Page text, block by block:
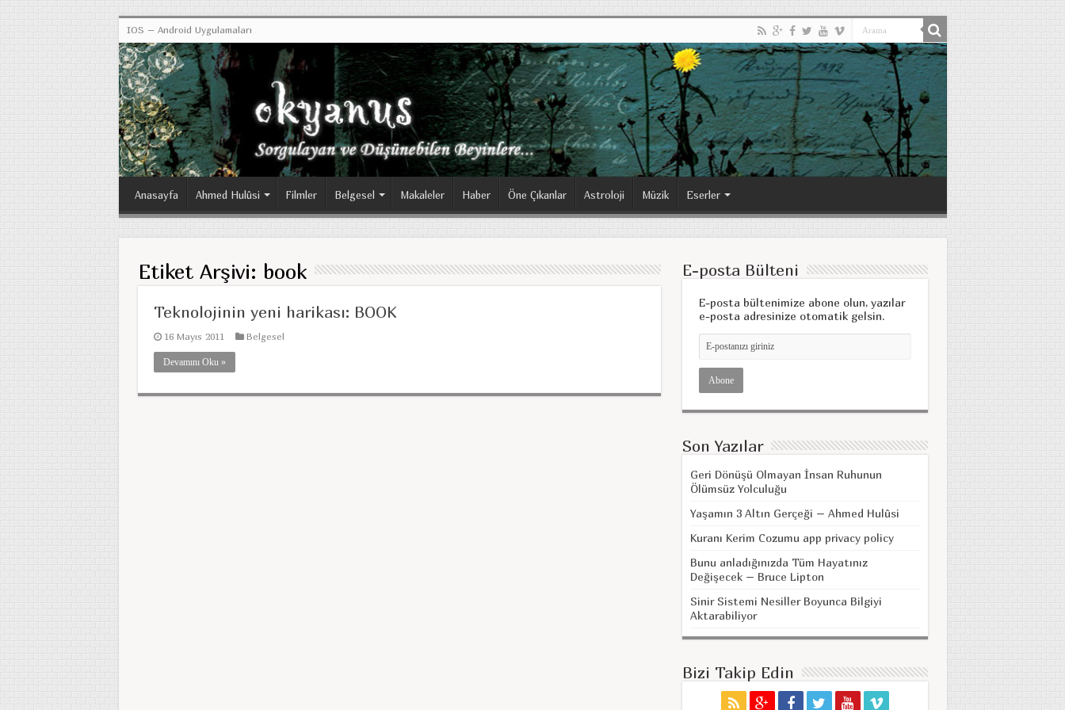
IOS – Android Uygulamaları
Anasayfa Ahmed Hulûsi Filmler Belgesel Makaleler Haber Öne Çıkanlar Astroloji Müzik Eserler
Etiket Arşivi: book
Teknolojinin yeni harikası: BOOK
16 Mayıs 2011 Belgesel
Devamını Oku »
E-posta Bülteni
E-posta bültenimize abone olun, yazılar
e-posta adresinize otomatik gelsin.
Son Yazılar
Geri Dönüşü Olmayan İnsan Ruhunun
Ölümsüz Yolculuğu
Yaşamın 3 Altın Gerçeği – Ahmed Hulûsi
Kuranı Kerim Cozumu app privacy policy
Bunu anladığınızda Tüm Hayatınız
Değişecek – Bruce Lipton
Sinir Sistemi Nesiller Boyunca Bilgiyi
Aktarabiliyor
Bizi Takip Edin